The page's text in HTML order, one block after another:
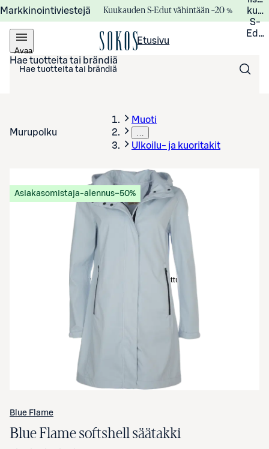
Markkinointiviestejä Kuukauden S-Edut vähintään –20 %
S-
Avaa
valikko
Etusivu
Hae tuotteita tai brändiä
Murupolku
Muoti
…
Ulkoilu- ja kuoritakit
Avaa tuotekuva suurennettuna
Asiakasomistaja-alennus−50%
Blue Flame
Blue Flame softshell säätakki